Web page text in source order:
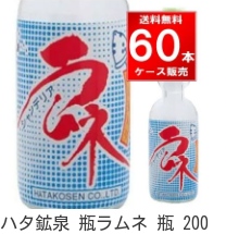
ハタ鉱泉 瓶ラムネ 瓶 200